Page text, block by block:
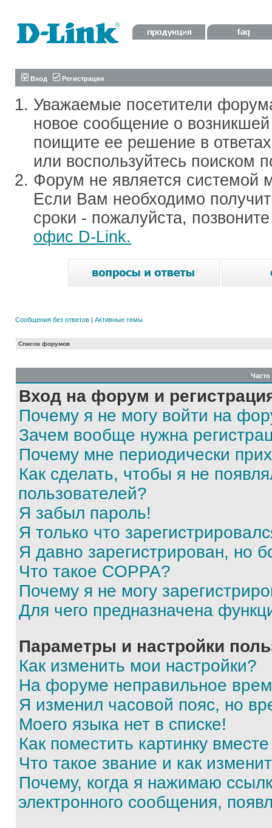
Вход Регистрация
Уважаемые посетители
новое сообщение о
поищите ее решение в
или воспользуйтесь поиском
Форум не является системой
Если Вам необходимо
сроки - пожалуйста,
офис D-Link.
Сообщения без ответов | Активные темы
Список форумов
Вход на форум и
Почему я не могу войти на
Зачем вообще нужна
Почему мне периодически
Как сделать, чтобы я не
пользователей?
Я забыл пароль!
Я только что
Я давно зарегистрирован, но
Что такое COPPA?
Почему я не могу
Для чего предназначена
Параметры и настройки
Как изменить мои настройки?
На форуме неправильное
Я изменил часовой пояс, но
Моего языка нет в списке!
Как поместить картинку
Что такое звание и как
Почему, когда я нажимаю
электронного сообщения,